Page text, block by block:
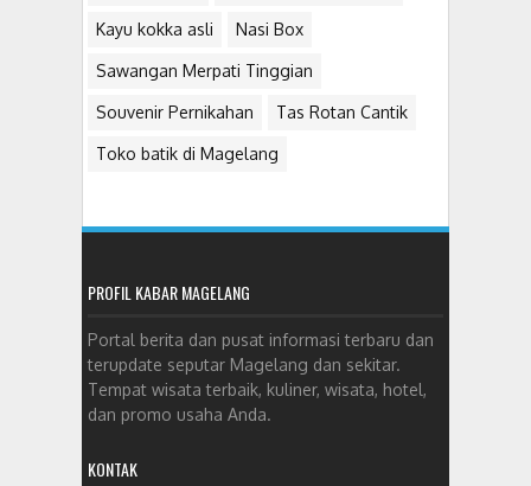
Kayu kokka asli Nasi Box
Sawangan Merpati Tinggian
Souvenir Pernikahan Tas Rotan Cantik
Toko batik di Magelang
PROFIL KABAR MAGELANG
Portal berita dan pusat informasi terbaru dan
terupdate seputar Magelang dan sekitar.
Tempat wisata terbaik, kuliner, wisata, hotel,
dan promo usaha Anda.
KONTAK